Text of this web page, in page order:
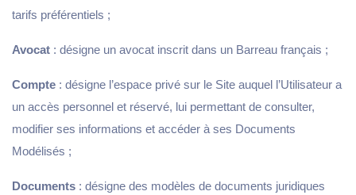
tarifs préférentiels ;
Avocat : désigne un avocat inscrit dans un Barreau français ;
Compte : désigne l’espace privé sur le Site auquel l’Utilisateur a
un accès personnel et réservé, lui permettant de consulter,
modifier ses informations et accéder à ses Documents
Modélisés ;
Documents : désigne des modèles de documents juridiques